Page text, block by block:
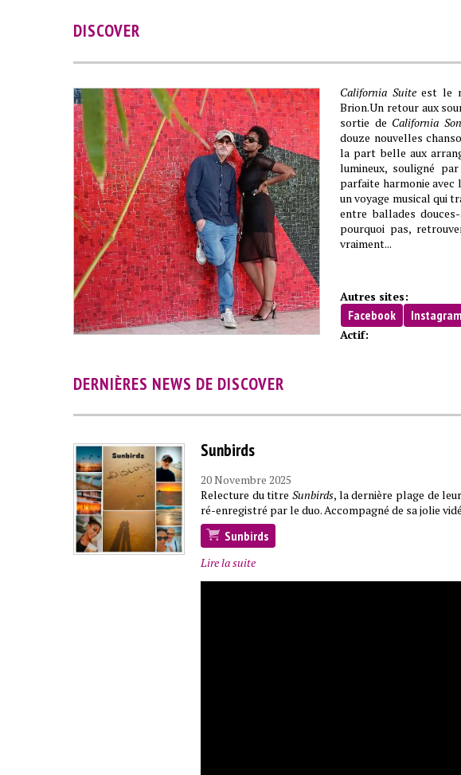
DISCOVER
California Suiteest le
Brion.Un retour aux
sortie de California
douze nouvelles
la part belle aux
lumineux, souligné
parfaite harmonie avec
un voyage musical qui
entre ballades
pourquoi pas,
vraiment...
Autres sites:
Facebook Instagram
Actif:
DERNIÈRES NEWS DE DISCOVER
Sunbirds
20 Novembre 2025
Relecture du titre Sunbirds, la dernière plage de
ré-enregistré par le duo. Accompagné de sa jolie
Sunbirds
Lire la suite